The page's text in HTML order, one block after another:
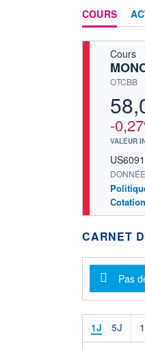
COURS
Cours
OTCBB
-
VALEUR
CARNET
Pas
1J 5J